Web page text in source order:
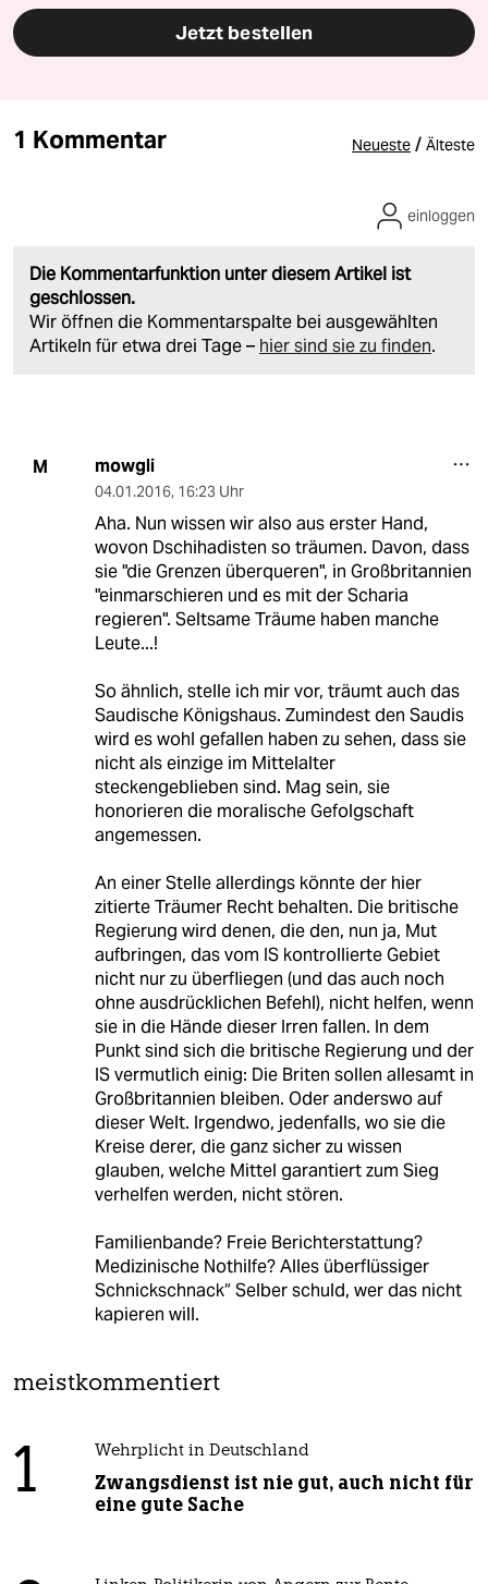
Jetzt bestellen
1 Kommentar Neueste / Älteste
Die Kommentarfunktion unter diesem Artikel ist
geschlossen.
Wir öffnen die Kommentarspalte bei ausgewählten
Artikeln für etwa drei Tage – hier sind sie zu finden.
einloggen
M mowgli
04.01.2016, 16:23 Uhr
Aha. Nun wissen wir also aus erster Hand,
wovon Dschihadisten so träumen. Davon, dass
sie "die Grenzen überqueren", in Großbritannien
"einmarschieren und es mit der Scharia
regieren". Seltsame Träume haben manche
Leute...!
So ähnlich, stelle ich mir vor, träumt auch das
Saudische Königshaus. Zumindest den Saudis
wird es wohl gefallen haben zu sehen, dass sie
nicht als einzige im Mittelalter
steckengeblieben sind. Mag sein, sie
honorieren die moralische Gefolgschaft
angemessen.
An einer Stelle allerdings könnte der hier
zitierte Träumer Recht behalten. Die britische
Regierung wird denen, die den, nun ja, Mut
aufbringen, das vom IS kontrollierte Gebiet
nicht nur zu überfliegen (und das auch noch
ohne ausdrücklichen Befehl), nicht helfen, wenn
sie in die Hände dieser Irren fallen. In dem
Punkt sind sich die britische Regierung und der
IS vermutlich einig: Die Briten sollen allesamt in
Großbritannien bleiben. Oder anderswo auf
dieser Welt. Irgendwo, jedenfalls, wo sie die
Kreise derer, die ganz sicher zu wissen
glauben, welche Mittel garantiert zum Sieg
verhelfen werden, nicht stören.
Familienbande? Freie Berichterstattung?
Medizinische Nothilfe? Alles überflüssiger
Schnickschnack“ Selber schuld, wer das nicht
kapieren will.
meistkommentiert
1 Wehrplicht in Deutschland
Zwangsdienst ist nie gut, auch nicht für
eine gute Sache